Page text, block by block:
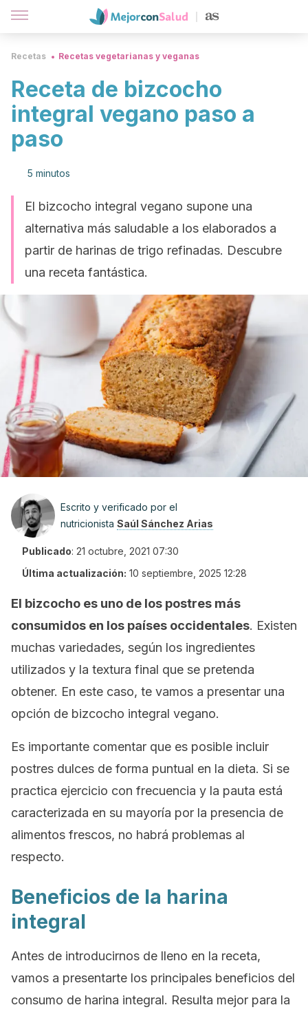
Recetas Recetas vegetarianas y veganas
Receta de bizcocho
integral vegano paso a
paso
5 minutos
El bizcocho integral vegano supone una
alternativa más saludable a los elaborados a
partir de harinas de trigo refinadas. Descubre
una receta fantástica.
Escrito y verificado por el
nutricionista Saúl Sánchez Arias
Publicado: 21 octubre, 2021 07:30
Última actualización: 10 septiembre, 2025 12:28
El bizcocho es uno de los postres más
consumidos en los países occidentales. Existen
muchas variedades, según los ingredientes
utilizados y la textura final que se pretenda
obtener. En este caso, te vamos a presentar una
opción de bizcocho integral vegano.
Es importante comentar que es posible incluir
postres dulces de forma puntual en la dieta. Si se
practica ejercicio con frecuencia y la pauta está
caracterizada en su mayoría por la presencia de
alimentos frescos, no habrá problemas al
respecto.
Beneficios de la harina
integral
Antes de introducirnos de lleno en la receta,
vamos a presentarte los principales beneficios del
consumo de harina integral. Resulta mejor para la